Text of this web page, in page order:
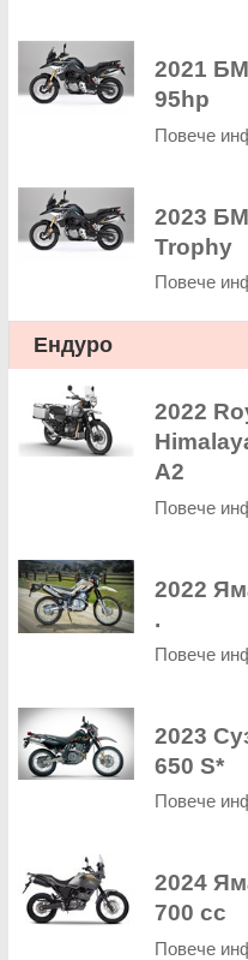
2021
95hp
Повече
2023
Trophy
Повече
Ендуро
2022
A2
Повече
2022
.
Повече
2023
650 S*
Повече
2024
700 cc
Повече